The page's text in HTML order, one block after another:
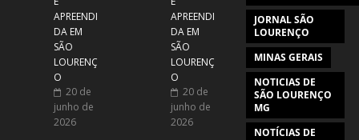
APREENDI
DA EM
SÃO
LOURENÇ
O
20 de
junho de
2026
APREENDI
DA EM
SÃO
LOURENÇ
O
20 de
junho de
2026
JORNAL SÃO
LOURENÇO
MINAS GERAIS
NOTICIAS DE
SÃO LOURENÇO
MG
NOTÍCIAS DE